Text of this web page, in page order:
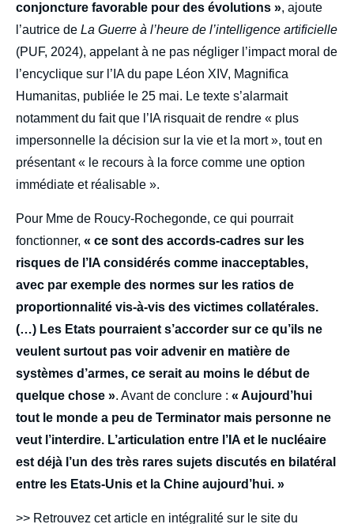
conjoncture favorable pour des évolutions », ajoute
l’autrice de La Guerre à l’heure de l’intelligence artificielle
(PUF, 2024), appelant à ne pas négliger l’impact moral de
l’encyclique sur l’IA du pape Léon XIV, Magnifica
Humanitas, publiée le 25 mai. Le texte s’alarmait
notamment du fait que l’IA risquait de rendre « plus
impersonnelle la décision sur la vie et la mort », tout en
présentant « le recours à la force comme une option
immédiate et réalisable ».
Pour Mme de Roucy-Rochegonde, ce qui pourrait
fonctionner, « ce sont des accords-cadres sur les
risques de l’IA considérés comme inacceptables,
avec par exemple des normes sur les ratios de
proportionnalité vis-à-vis des victimes collatérales.
(…) Les Etats pourraient s’accorder sur ce qu’ils ne
veulent surtout pas voir advenir en matière de
systèmes d’armes, ce serait au moins le début de
quelque chose ». Avant de conclure : « Aujourd’hui
tout le monde a peu de Terminator mais personne ne
veut l’interdire. L’articulation entre l’IA et le nucléaire
est déjà l’un des très rares sujets discutés en bilatéral
entre les Etats-Unis et la Chine aujourd’hui. »
>> Retrouvez cet article en intégralité sur le site du